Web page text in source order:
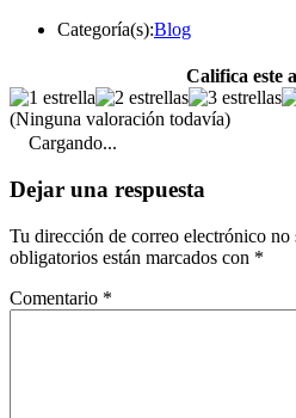
Categoría(s):Blog
Califica este
(Ninguna valoración todavía)
Cargando...
Dejar una respuesta
Tu dirección de correo electrónico no
obligatorios están marcados con *
Comentario *